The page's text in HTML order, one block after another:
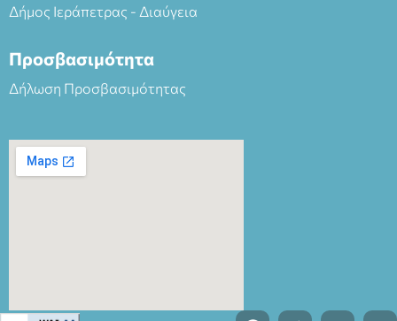
Δήμος Ιεράπετρας - Διαύγεια
Προσβασιμότητα
Δήλωση Προσβασιμότητας